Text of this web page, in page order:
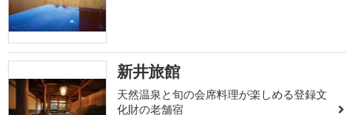
新井旅館
天然温泉と旬の会席料理が楽しめる登録文
化財の老舗宿